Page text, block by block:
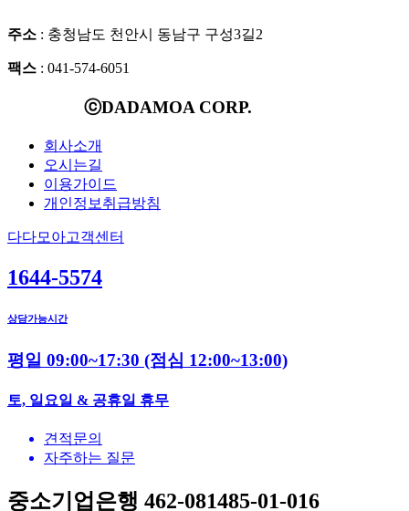
주소 : 충청남도 천안시 동남구 구성3길2
팩스 : 041-574-6051
ⓒDADAMOA CORP.
회사소개
오시는길
이용가이드
개인정보취급방침
다다모아고객센터
1644-5574
상담가능시간
평일 09:00~17:30 (점심 12:00~13:00)
토, 일요일 & 공휴일 휴무
견적문의
자주하는 질문
중소기업은행 462-081485-01-016